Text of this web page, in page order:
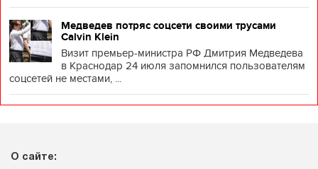
Медведев потряс соцсети своими трусами
Calvin Klein
Визит премьер-министра РФ Дмитрия Медведева
в Краснодар 24 июля запомнился пользователям
соцсетей не местами, ...
О сайте: